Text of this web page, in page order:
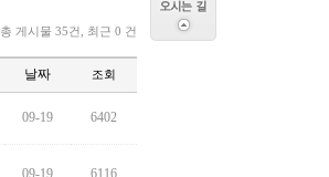
총 게시물 35건, 최근 0 건
날짜 조회
09-19 6402
09-19 6116